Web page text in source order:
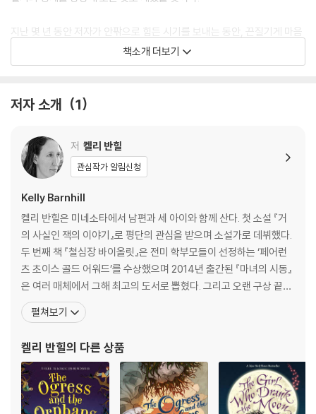
지난 몇 년 동안 저자가 안팎으로 힘든 시기를 보내는 동안, 끈질기게 마음
에 남는 질문을 따라가며 탄생한 이 책은 올해 3월 해외에서 출간되자마자
고전 판타지로 주목받고 있다.
A new instant-classic fantasy about the power of genero
appear, by Kelly Barnhill, winner of the Newbery Medal for
The Girl Who Drank the Moon, a New York Times bestselle
Stone-in-the-Glen, once a lovely town, has fallen on hard tim
es. Fires, floods, and other calamities have caused the people
to lose their library, their school, their park, and even their neig
hborliness. The people put their faith in the Mayor, a dazzling f
ellow who promises he alone can help. After all, he is a famous
dragon slayer. (At least, no one has seen a dragon in his prese
nce.) Only the clever children of the Orphan House and the kin
dly Ogress at the edge of town can see how dire the town’s p
Then one day a child goes missing from the Orphan House. At
the Mayor’s suggestion, all eyes turn to the Ogress. The Orph
ans know this can’t be: the Ogress, along with a flock of excell
책소개 더보기
저자 소개 1
저 켈리 반힐
관심작가 알림신청
Kelly Barnhill
켈리 반힐은 미네소타에서 남편과 세 아이와 함께 산다. 첫 소설 『거
의 사실인 잭의 이야기』로 평단의 관심을 받으며 소설가로 데뷔했다.
두 번째 책 『철심장 바이올릿』은 전미 학부모들이 선정하는 ‘페어런
츠 초이스 골드 어워드’를 수상했으며 2014년 출간된 『마녀의 시동』
은 여러 매체에서 그해 최고의 도서로 뽑혔다. 그리고 오랜 구상 끝에
탄생한 저자의 네 번째 책 『달빛 마신 소녀』는 2017년 뉴베리 수상작
에 선정되었다. 「포스트스크립트」, 「클락스월드」, ‘토르닷컴’, 「기묘한
가를 받아왔다. 「나무에 사
펼쳐보기
켈리 반힐의 다른 상품